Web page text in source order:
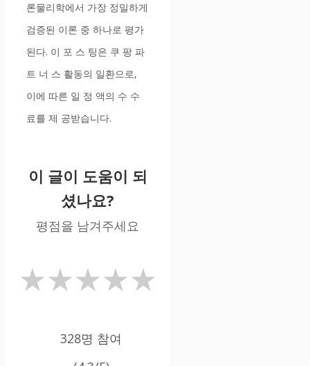
론물리학에서 가장 정밀하게
검증된 이론 중 하나로 평가
된다. 이 포 스 팅은 쿠 팡 파
트 너 스 활동의 일환으로,
이에 따른 일 정 액의 수 수
료를 제 공받습니다.
이 글이 도움이 되
셨나요?
평점을 남겨주세요
★★★★★
328명 참여